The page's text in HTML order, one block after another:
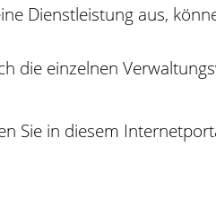
Dienstleistung aus,
die einzelnen
Sie in diesem